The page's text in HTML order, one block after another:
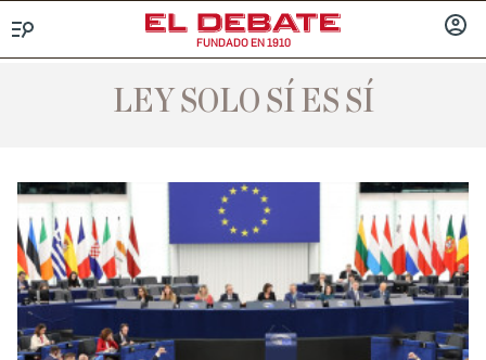
FUNDADO EN 1910
LEY SOLO SÍ ES SÍ